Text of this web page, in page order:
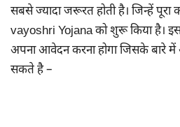
सबसे ज्यादा जरूरत होती है। जिन्हें
vayoshri Yojana को शुरू किया है। इस
अपना आवेदन करना होगा जिसके बारे में
सकते है –